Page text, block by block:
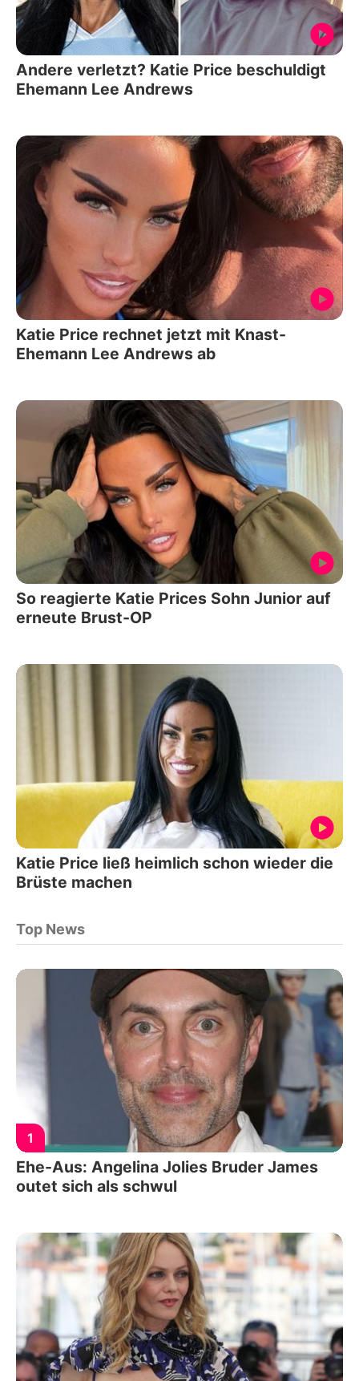
Andere verletzt? Katie Price beschuldigt
Ehemann Lee Andrews
Katie Price rechnet jetzt mit Knast-
Ehemann Lee Andrews ab
So reagierte Katie Prices Sohn Junior auf
erneute Brust-OP
Katie Price ließ heimlich schon wieder die
Brüste machen
Top News
1
Ehe-Aus: Angelina Jolies Bruder James
outet sich als schwul